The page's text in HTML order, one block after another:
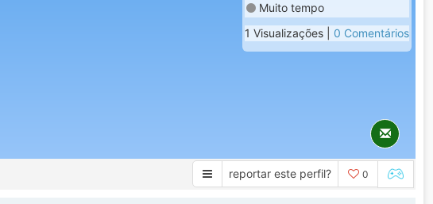
Muito tempo
1 Visualizações | 0 Comentários
reportar este perfil? 0